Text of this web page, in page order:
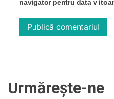
navigator pentru data
Urmărește-ne